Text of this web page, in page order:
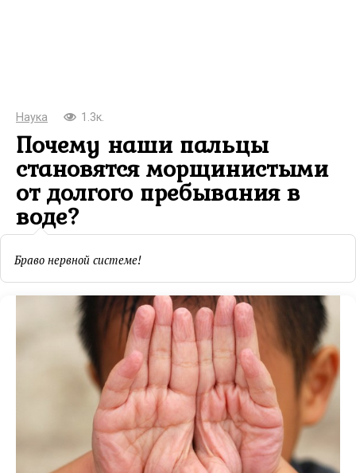
Наука 1.3к.
Почему наши пальцы
становятся морщинистыми
от долгого пребывания в
воде?
Браво нервной системе!